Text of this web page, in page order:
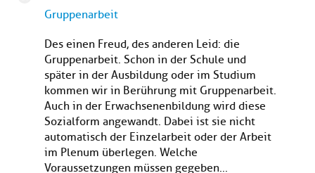
Gruppenarbeit
Des einen Freud, des anderen Leid: die
Gruppenarbeit. Schon in der Schule und
später in der Ausbildung oder im Studium
kommen wir in Berührung mit Gruppenarbeit.
Auch in der Erwachsenenbildung wird diese
Sozialform angewandt. Dabei ist sie nicht
automatisch der Einzelarbeit oder der Arbeit
im Plenum überlegen. Welche
Voraussetzungen müssen gegeben...